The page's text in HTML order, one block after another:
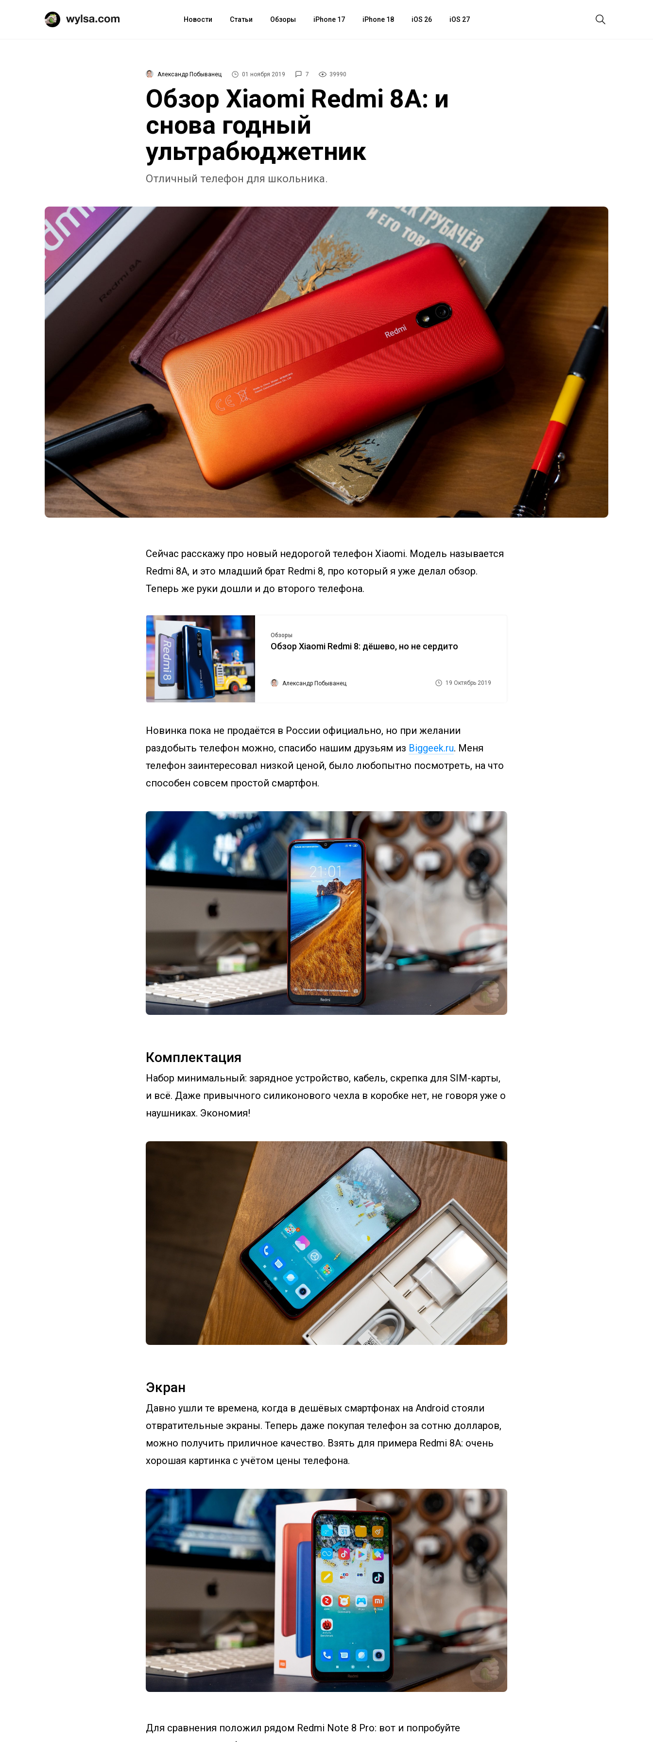
Новости Статьи Обзоры iPhone 17 iPhone 18 iOS 26 iOS 27
Александр Побыванец 01 ноября 2019 7 39990
Обзор Xiaomi Redmi 8A: и
снова годный
ультрабюджетник
Отличный телефон для школьника.
Сейчас расскажу про новый недорогой телефон Xiaomi. Модель называется
Redmi 8A, и это младший брат Redmi 8, про который я уже делал обзор.
Теперь же руки дошли и до второго телефона.
Обзоры
Обзор Xiaomi Redmi 8: дёшево, но не сердито
Александр Побыванец 19 Октябрь 2019
Новинка пока не продаётся в России официально, но при желании
раздобыть телефон можно, спасибо нашим друзьям из Biggeek.ru. Меня
телефон заинтересовал низкой ценой, было любопытно посмотреть, на что
способен совсем простой смартфон.
Комплектация
Набор минимальный: зарядное устройство, кабель, скрепка для SIM-карты,
и всё. Даже привычного силиконового чехла в коробке нет, не говоря уже о
наушниках. Экономия!
Экран
Давно ушли те времена, когда в дешёвых смартфонах на Android стояли
отвратительные экраны. Теперь даже покупая телефон за сотню долларов,
можно получить приличное качество. Взять для примера Redmi 8A: очень
хорошая картинка с учётом цены телефона.
Для сравнения положил рядом Redmi Note 8 Pro: вот и попробуйте